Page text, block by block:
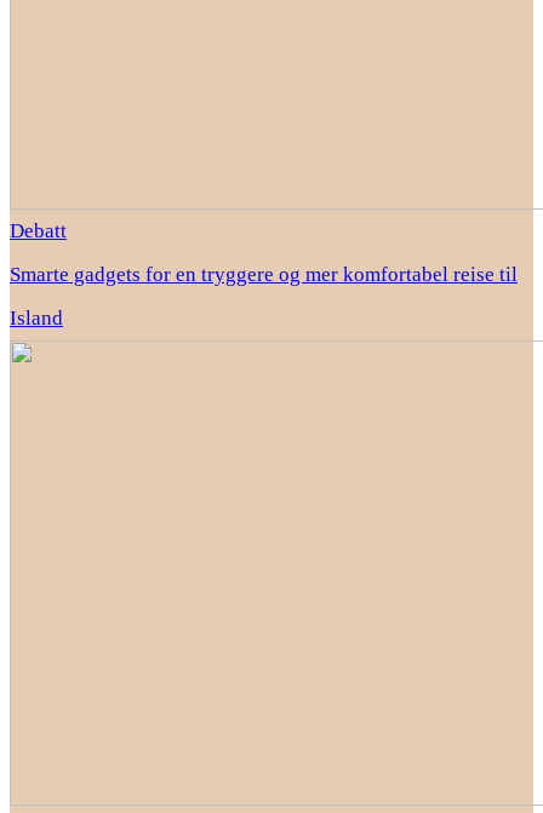
Debatt
Smarte gadgets for en tryggere og mer komfortabel reise til
Island